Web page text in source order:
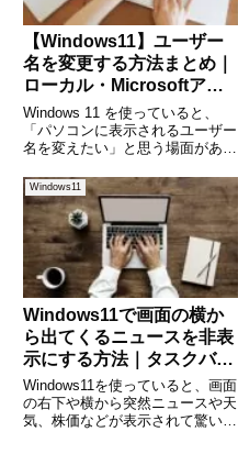
【Windows11】ユーザー
名を変更する方法まとめ｜
ローカル・Microsoftアカ
ウント別にくわしく解説
Windows 11 を使っていると、
「パソコンに表示されるユーザー
名を変えたい」と思う場面があり
有、ビジネス用途のために名前の
表記を変えたいケース、または初
期設定のまま “Owner” のまま使
っており気にな
Windows11
Windows11で画面の横か
ら出てくるニュースを非表
示にする方法｜タスクバー
設定の完全ガイド
Windows11を使っていると、画面
の右下や横から突然ニュースや天
気、株価などが表示されて驚いた